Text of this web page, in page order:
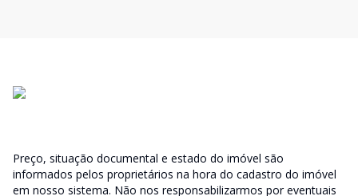
Preço, situação documental e estado do imóvel são
informados pelos proprietários na hora do cadastro do imóvel
em nosso sistema. Não nos responsabilizarmos por eventuais